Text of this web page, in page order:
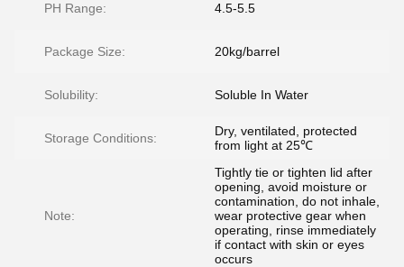
PH Range: 4.5-5.5
Package Size: 20kg/barrel
Solubility: Soluble In Water
Storage Conditions:
Dry, ventilated, protected
from light at 25℃
Note:
Tightly tie or tighten lid after
opening, avoid moisture or
contamination, do not inhale,
wear protective gear when
operating, rinse immediately
if contact with skin or eyes
occurs